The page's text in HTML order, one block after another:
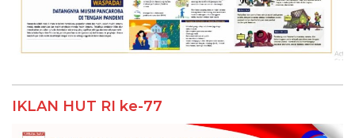
IKLAN HUT RI ke-77